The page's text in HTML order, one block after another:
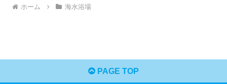
ホーム 海水浴場
PAGE TOP